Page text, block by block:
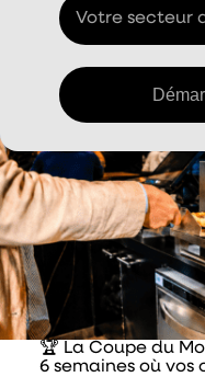
Votre secteur
🏆 La Coupe du
6 semaines où vos